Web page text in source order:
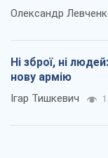
Олександр
Ні зброї, ні
нову армію
Ігар Тишкевич